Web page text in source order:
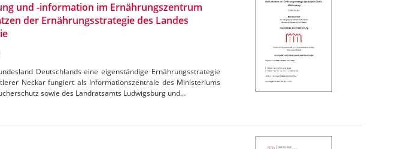
und -information im Ernährungszentrum
der Ernährungsstrategie des Landes
Deutschlands eine eigenständige Ernährungsstrategie
Neckar fungiert als Informationszentrale des Ministeriums
sowie des Landratsamts Ludwigsburg und…